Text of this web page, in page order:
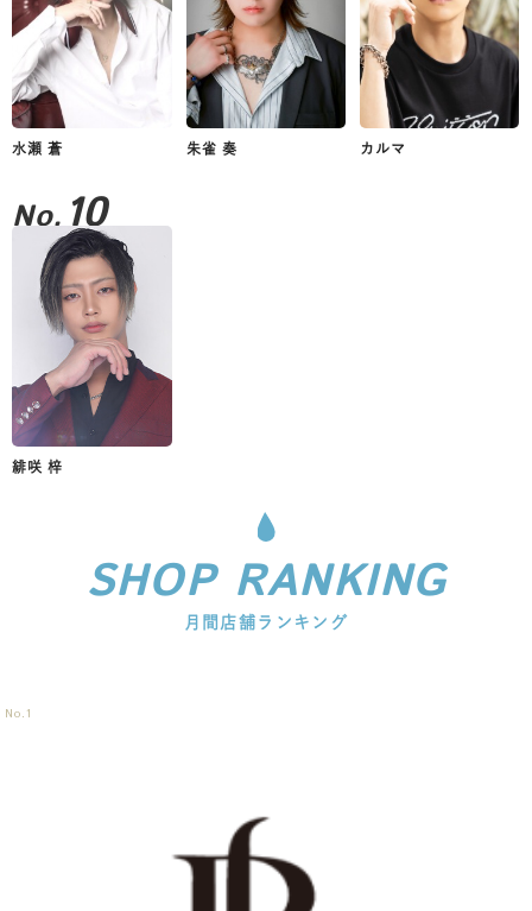
水瀬 蒼 朱雀 奏 カルマ
No.10
緋咲 梓
SHOP RANKING
月間店舗ランキング
No. 1